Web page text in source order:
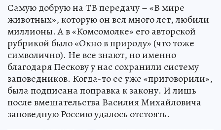
Самую добрую на ТВ передачу – «В мире
животных», которую он вел много лет, любили
миллионы. А в «Комсомолке» его авторской
рубрикой было «Окно в природу» (что тоже
символично). Не все знают, но именно
благодаря Пескову у нас сохранили систему
заповедников. Когда-то ее уже «приговорили»,
была подписана поправка к закону. И лишь
после вмешательства Василия Михайловича
заповедную Россию удалось отстоять.